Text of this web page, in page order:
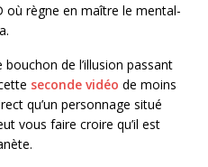
où règne en maître le mental-
de l’illusion passant
seconde vidéo de moins
qu’un personnage situé
vous faire croire qu’il est